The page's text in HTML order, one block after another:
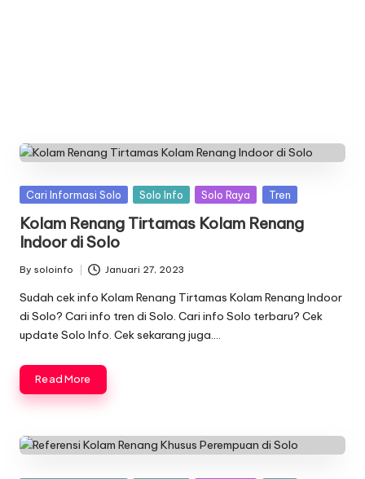
Posted
Cari Informasi Solo Solo Info Solo Raya Tren
Kolam Renang Tirtamas Kolam Renang
Indoor di Solo
Posted
by
By soloinfo Januari 27, 2023
Sudah cek info Kolam Renang Tirtamas Kolam Renang Indoor
di Solo? Cari info tren di Solo. Cari info Solo terbaru? Cek
update Solo Info. Cek sekarang juga….
Read More